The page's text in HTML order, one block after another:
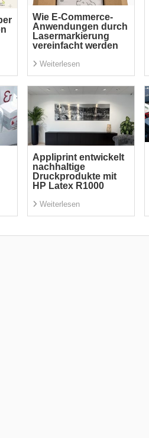
Wie E-Commerce-
Anwendungen durch
Lasermarkierung
vereinfacht werden
Weiterlesen
Appliprint entwickelt
nachhaltige
Druckprodukte mit
HP Latex R1000
Weiterlesen